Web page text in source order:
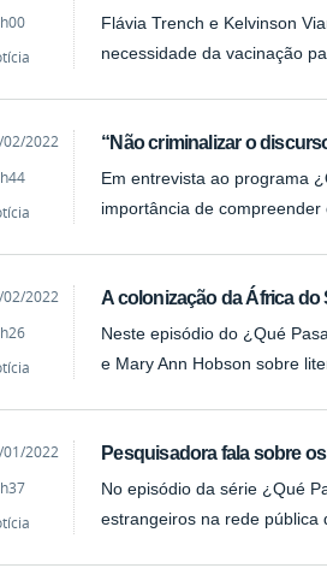
Flávia Trench e Kelvinson
necessidade da vacinação
“Não criminalizar o
Em entrevista ao programa
importância de
02/2022
A colonização da África
Neste episódio do ¿Qué
e Mary Ann Hobson sobre
2022
Pesquisadora fala sobre
No episódio da série ¿Qué
estrangeiros na rede pública
2022